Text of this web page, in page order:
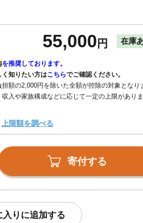
55,000 円 在庫
を推奨しております。
知りたい方はこちらでご確認ください。
額の2,000円を除いた全額が控除の対象となり
入や家族構成などに応じて一定の上限があり
上限額を調べる
寄付する
入りに追加する